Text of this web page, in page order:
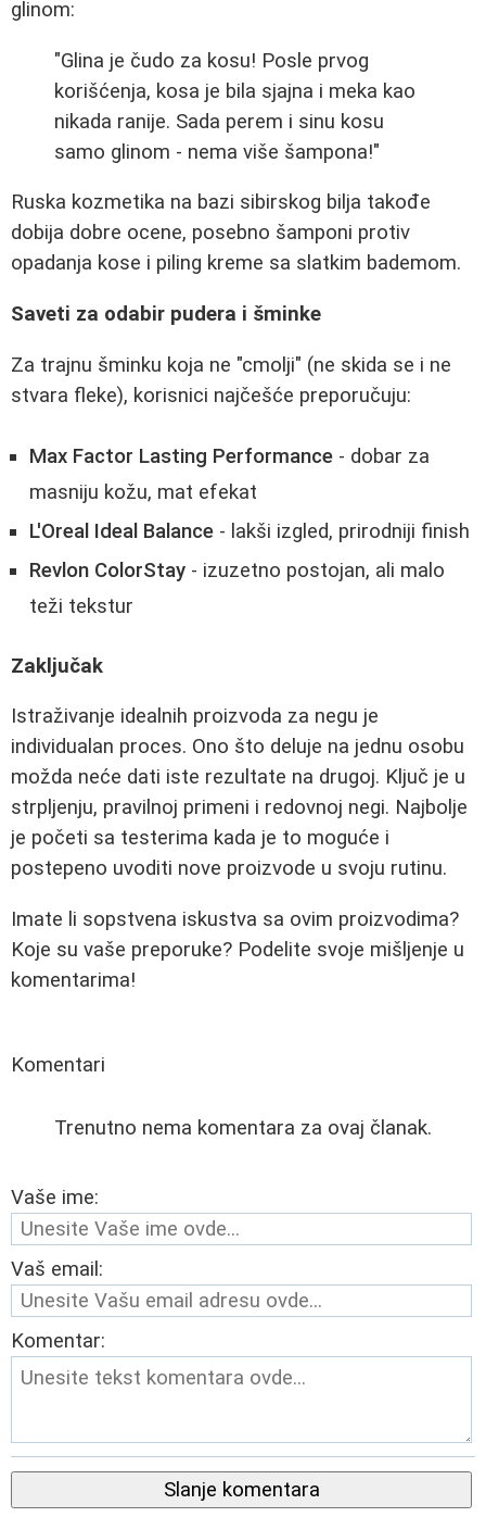
glinom:
"Glina je čudo za kosu! Posle prvog
korišćenja, kosa je bila sjajna i meka kao
nikada ranije. Sada perem i sinu kosu
samo glinom - nema više šampona!"
Ruska kozmetika na bazi sibirskog bilja takođe
dobija dobre ocene, posebno šamponi protiv
opadanja kose i piling kreme sa slatkim bademom.
Saveti za odabir pudera i šminke
Za trajnu šminku koja ne "cmolji" (ne skida se i ne
stvara fleke), korisnici najčešće preporučuju:
Max Factor Lasting Performance - dobar za
masniju kožu, mat efekat
L'Oreal Ideal Balance - lakši izgled, prirodniji finish
Revlon ColorStay - izuzetno postojan, ali malo
teži tekstur
Zaključak
Istraživanje idealnih proizvoda za negu je
individualan proces. Ono što deluje na jednu osobu
možda neće dati iste rezultate na drugoj. Ključ je u
strpljenju, pravilnoj primeni i redovnoj negi. Najbolje
je početi sa testerima kada je to moguće i
postepeno uvoditi nove proizvode u svoju rutinu.
Imate li sopstvena iskustva sa ovim proizvodima?
Koje su vaše preporuke? Podelite svoje mišljenje u
komentarima!
Komentari
Trenutno nema komentara za ovaj članak.
Vaše ime:
Vaš email:
Komentar:
Slanje komentara